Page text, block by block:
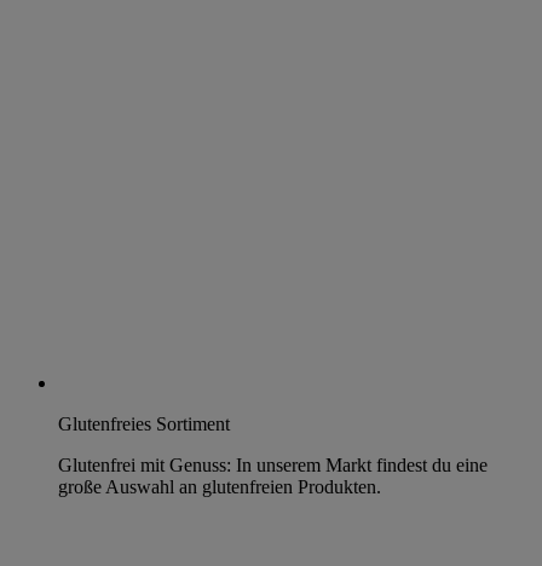
Glutenfreies Sortiment
Glutenfrei mit Genuss: In unserem Markt findest du eine
große Auswahl an glutenfreien Produkten.